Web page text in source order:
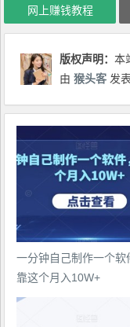
网上赚钱教程
版权声明：本
由猴头客 发
一分钟自己制作一个软
靠这个月入10W+